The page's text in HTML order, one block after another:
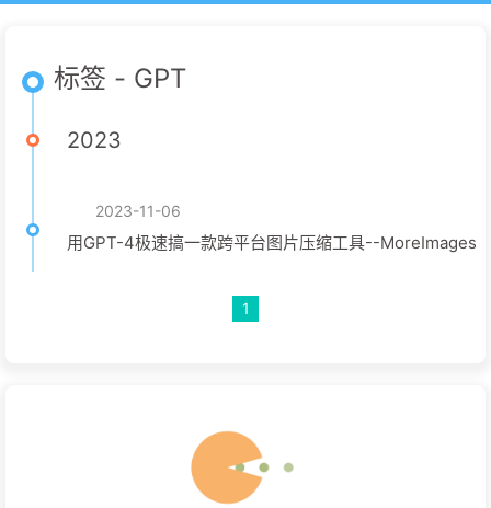
标签 - GPT
2023
2023-11-06
用GPT-4极速搞一款跨平台图片压缩工具--MoreImages
1